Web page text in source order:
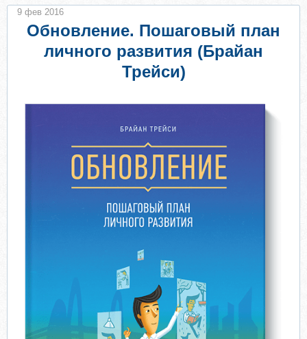
Обновление. Пошаговый план
личного развития (Брайан
Трейси)
9 фев 2016